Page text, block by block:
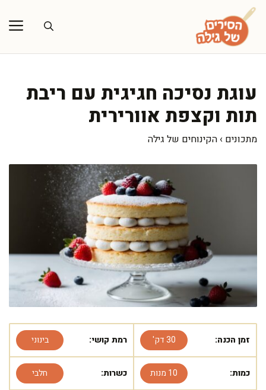
לדלג
לתוכן
עוגת נסיכה חגיגית עם ריבת
תות וקצפת אוורירית
מתכונים › הקינוחים של גילה
זמן הכנה: 30 דק' רמת קושי: בינוני
כמות: 10 מנות כשרות: חלבי